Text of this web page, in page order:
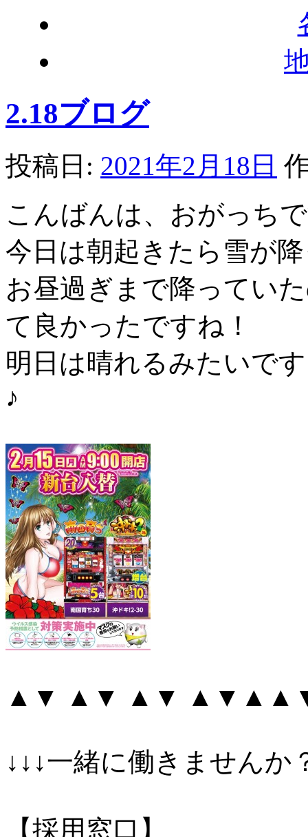
2.18ブログ
投稿日: 2021年2月18日
こんばんは、おがっち
今日は朝起きたら雪が
お昼過ぎまで降ってい
て良かったですね！
明日は晴れるみたいで
♪
▲▼ ▲▼ ▲▼
↓↓↓一緒に働きませんか
【採用窓口】